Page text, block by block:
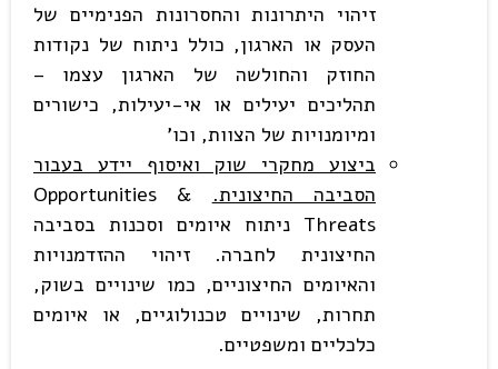
זיהוי היתרונות והחסרונות הפנימיים של
העסק או הארגון, כולל ניתוח של נקודות
החוזק והחולשה של הארגון עצמו –
תהליכים יעילים או אי-יעילות, כישורים
ומיומנויות של הצוות, וכו'
ביצוע מחקרי שוק ואיסוף יידע בעבור
הסביבה החיצונית.
Opportunities &
Threats ניתוח איומים וסכנות בסביבה
החיצונית לחברה. זיהוי ההזדמנויות
והאיומים החיצוניים, כמו שינויים בשוק,
תחרות, שינויים טכנולוגיים, או איומים
כלכליים ומשפטיים.